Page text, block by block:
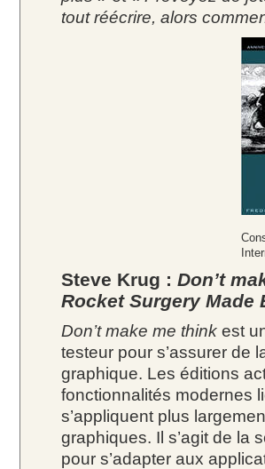
tout réécrire, alors
Steve Krug : Don’t
Rocket Surgery Made
Don’t make me think est
testeur pour s’assurer de
graphique. Les éditions
fonctionnalités modernes
s’appliquent plus
graphiques. Il s’agit de la
pour s’adapter aux